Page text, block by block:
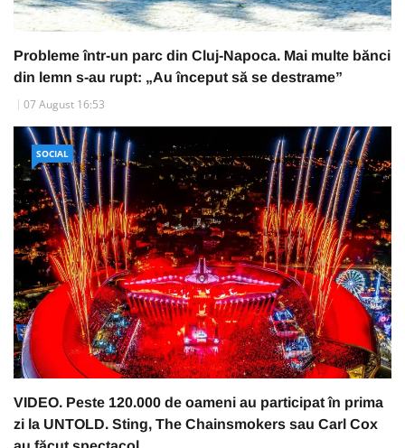
Probleme într-un parc din Cluj-Napoca. Mai multe bănci
din lemn s-au rupt: „Au început să se destrame”
07 August 16:53
SOCIAL
VIDEO. Peste 120.000 de oameni au participat în prima
zi la UNTOLD. Sting, The Chainsmokers sau Carl Cox